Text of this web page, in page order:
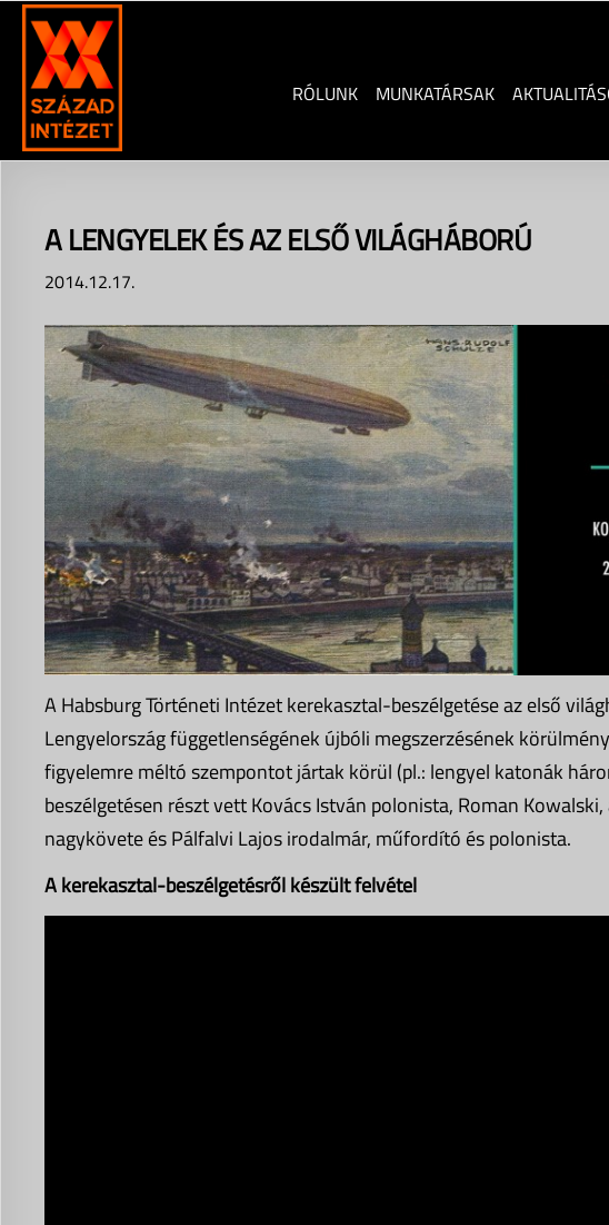
Skip
content
RÓLUNK
MUNKATÁRSAK
A LENGYELEK ÉS AZ ELSŐ VILÁGHÁBORÚ
2014.12.17.
A Habsburg Történeti Intézet kerekasztal-beszélgetése az első
Lengyelország függetlenségének újbóli megszerzésének
figyelemre méltó szempontot jártak körül (pl.: lengyel katonák
beszélgetésen részt vett Kovács István polonista, Roman
nagykövete és Pálfalvi Lajos irodalmár, műfordító és polonista.
A kerekasztal-beszélgetésről készült felvétel